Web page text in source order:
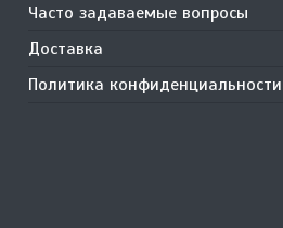
Часто задаваемые вопросы
Доставка
Политика конфиденциальности